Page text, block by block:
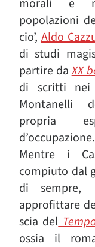
morali e
popolazioni
cio’,Aldo
di studi
partire daXX
di scritti nei
Montanelli
propria
d’occupazione.
Mentre i
compiuto dal
di
approfittare
scia del
ossia il